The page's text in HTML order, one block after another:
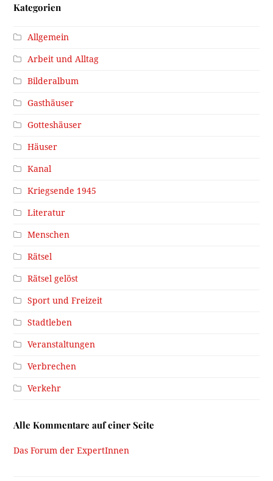
Kategorien
Allgemein
Arbeit und Alltag
Bilderalbum
Gasthäuser
Gotteshäuser
Häuser
Kanal
Kriegsende 1945
Literatur
Menschen
Rätsel
Rätsel gelöst
Sport und Freizeit
Stadtleben
Veranstaltungen
Verbrechen
Verkehr
Alle Kommentare auf einer Seite
Das Forum der ExpertInnen